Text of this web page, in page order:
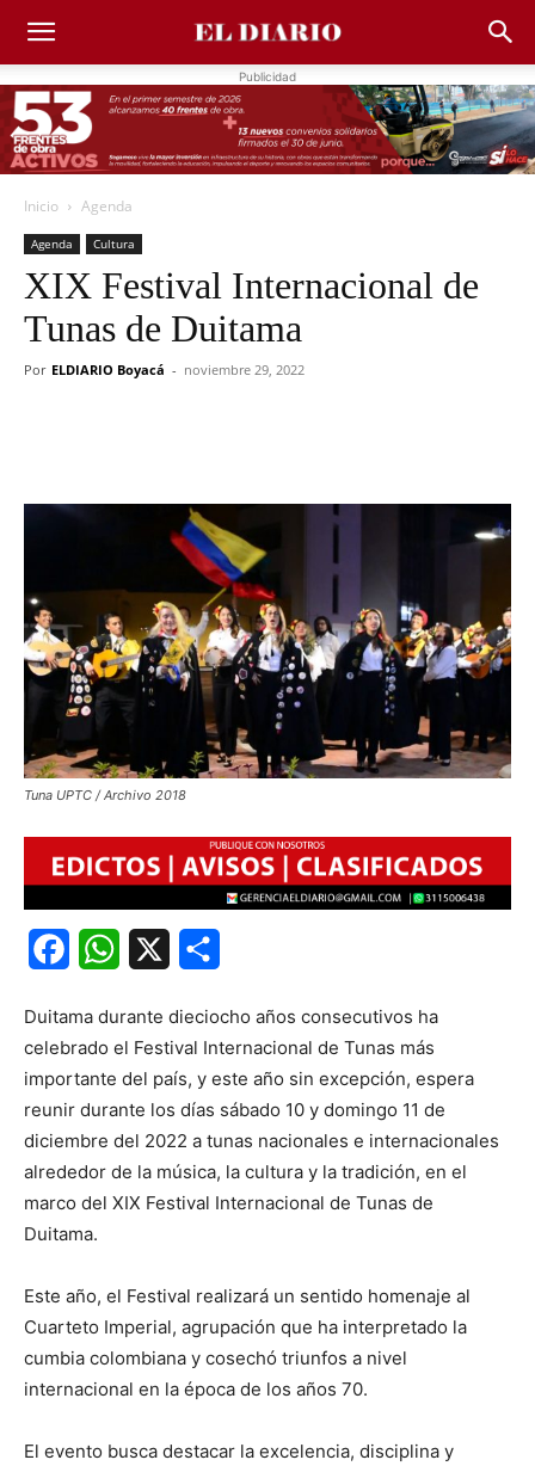
Publicidad
Inicio Agenda
Agenda Cultura
XIX Festival Internacional de
Tunas de Duitama
Por ELDIARIO Boyacá - noviembre 29, 2022
Tuna UPTC / Archivo 2018
FacebookWhatsApp
Duitama durante dieciocho años consecutivos ha
celebrado el Festival Internacional de Tunas más
importante del país, y este año sin excepción, espera
reunir durante los días sábado 10 y domingo 11 de
diciembre del 2022 a tunas nacionales e internacionales
alrededor de la música, la cultura y la tradición, en el
marco del XIX Festival Internacional de Tunas de
Duitama.
Este año, el Festival realizará un sentido homenaje al
Cuarteto Imperial, agrupación que ha interpretado la
cumbia colombiana y cosechó triunfos a nivel
internacional en la época de los años 70.
El evento busca destacar la excelencia, disciplina y